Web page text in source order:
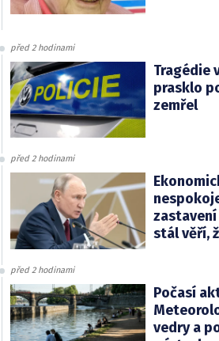
před 2 hodinami
Tragédie
prasklo
zemřel
před 2 hodinami
stál věří,
před 2 hodinami
Počasí
vedry a